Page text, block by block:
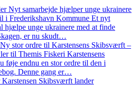
Nyt samarbejde hjælper unge ukrainere
i Frederikshavn Kommune Et nyt
hjælpe unge ukrainere med at finde
er nu skudt…
Ny stor ordre til Karstensens Skibsværft –
til Themis Fiskeri Karstensens
føje endnu en stor ordre til den i
Denne gang er…
Karstensen Skibsværft lander